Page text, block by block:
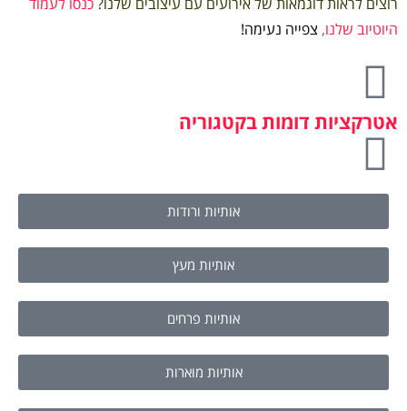
היוטיוב שלנו, צפייה נעימה!
אטרקציות דומות בקטגוריה
אותיות ורודות
אותיות מעץ
אותיות פרחים
אותיות מוארות